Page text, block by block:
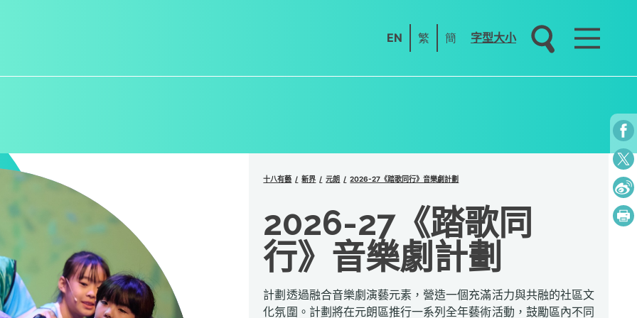
EN 繁 簡 字型大小
十八有藝 新界 元朗 2026-27《踏歌同行》音樂劇計劃
2026-27《踏歌同
行》音樂劇計劃
計劃透過融合音樂劇演藝元素，營造一個充滿活力與共融的社區文
化氛圍。計劃將在元朗區推行一系列全年藝術活動，鼓勵區內不同